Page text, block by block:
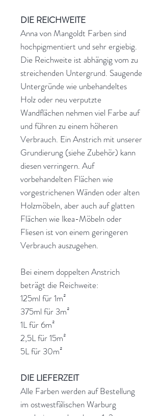
DIE REICHWEITE
Anna von Mangoldt Farben sind
hochpigmentiert und sehr ergiebig.
Die Reichweite ist abhängig vom zu
streichenden Untergrund. Saugende
Untergründe wie unbehandeltes
Holz oder neu verputzte
Wandflächen nehmen viel Farbe auf
und führen zu einem höheren
Verbrauch. Ein Anstrich mit unserer
Grundierung (siehe Zubehör) kann
diesen verringern. Auf
vorbehandelten Flächen wie
vorgestrichenen Wänden oder alten
Holzmöbeln, aber auch auf glatten
Flächen wie Ikea-Möbeln oder
Fliesen ist von einem geringeren
Verbrauch auszugehen.
Bei einem doppelten Anstrich
beträgt die Reichweite:
125ml für 1m²
375ml für 3m²
1L für 6m²
2,5L für 15m²
5L für 30m²
DIE LIEFERZEIT
Alle Farben werden auf Bestellung
im ostwestfälischen Warburg